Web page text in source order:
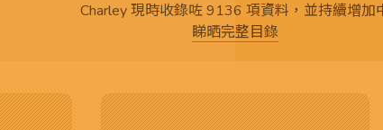
Charley 現時收錄咗 9136 項資料，並持續增加
睇晒完整目錄